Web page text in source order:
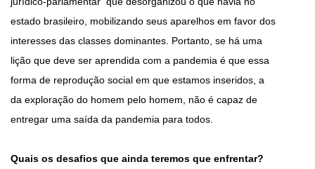
estado brasileiro, mobilizando seus aparelhos em favor dos
interesses das classes dominantes. Portanto, se há uma
lição que deve ser aprendida com a pandemia é que essa
forma de reprodução social em que estamos inseridos, a
da exploração do homem pelo homem, não é capaz de
entregar uma saída da pandemia para todos.
Quais os desafios que ainda teremos que enfrentar?